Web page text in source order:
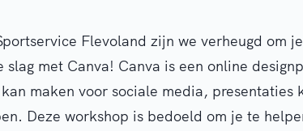
Flevoland zijn we verheugd om
slag met Canva! Canva is een online
maken voor sociale media, presentaties
Deze workshop is bedoeld om je te